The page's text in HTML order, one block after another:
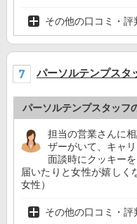
その他の口コミ・評
パーソルテンプスタ
パーソルテンプスタッフ
担当の営業さんに
ザーがいて、キャ
面談時にクッキー
届いたりと女性が嬉しく
女性）
その他の口コミ・評